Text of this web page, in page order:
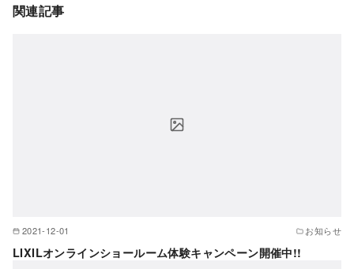
関連記事
2021-12-01 お知らせ
LIXILオンラインショールーム体験キャンペーン開催中!!